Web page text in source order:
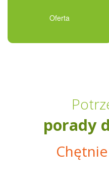
Oferta
porady